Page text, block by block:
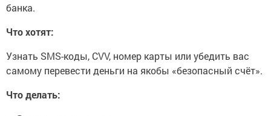
банка.
Что хотят:
Узнать SMS-коды, CVV, номер карты или убедить вас
самому перевести деньги на якобы «безопасный счёт».
Что делать: